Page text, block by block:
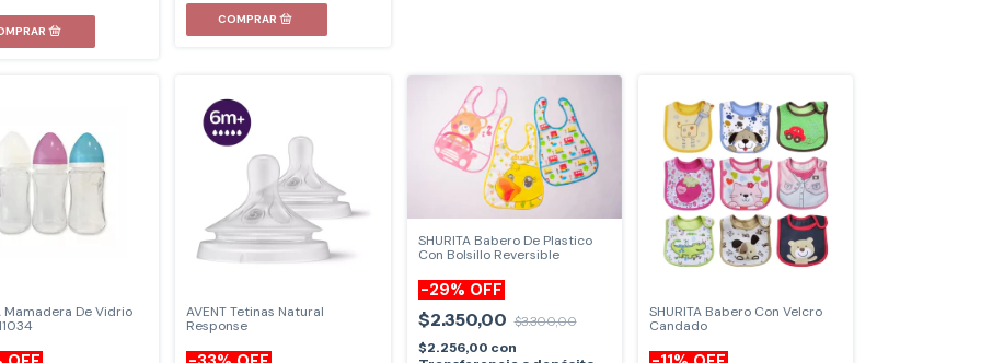
Mamadera De Vidrio
AVENT Tetinas Natural
Response
SHURITA Babero De Plastico
Con Bolsillo Reversible
-29% OFF
$2.350,00 $3.300,00
$2.256,00 con
SHURITA Babero Con Velcro
Candado